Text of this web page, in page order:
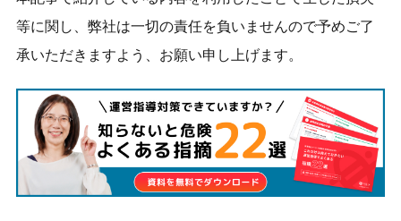
等に関し、弊社は一切の責任を負いませんので予めご了
承いただきますよう、お願い申し上げます。